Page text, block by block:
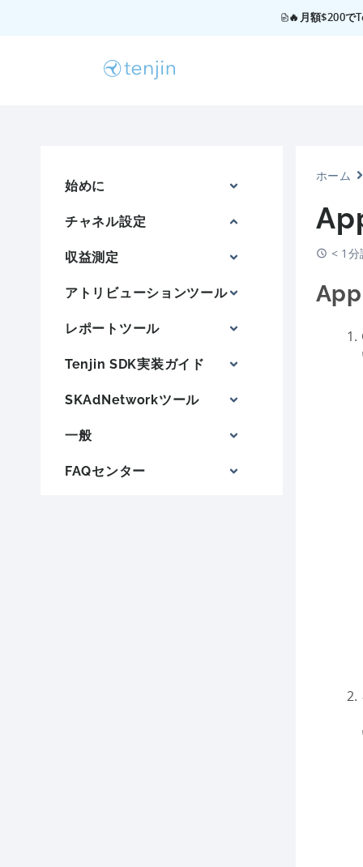
🔥月額$200で
始めに
チャネル設定
収益測定
アトリビューションツール
レポートツール
Tenjin SDK実装ガイド
SKAdNetworkツール
一般
FAQセンター
ホーム
< 1分